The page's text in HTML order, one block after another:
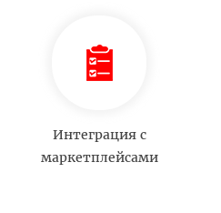
Интеграция с
маркетплейсами